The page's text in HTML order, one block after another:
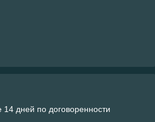
14 дней по договоренности